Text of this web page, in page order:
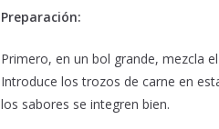
Preparación:
Primero, en un bol grande, mezcla
Introduce los trozos de carne en
los sabores se integren bien.